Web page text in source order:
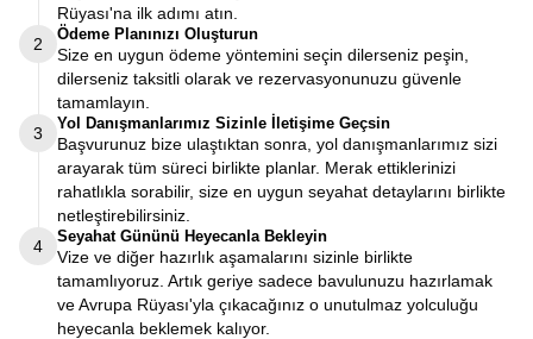
Rüyası'na ilk adımı atın.
2
Ödeme Planınızı Oluşturun
Size en uygun ödeme yöntemini seçin dilerseniz peşin,
dilerseniz taksitli olarak ve rezervasyonunuzu güvenle
tamamlayın.
3
Yol Danışmanlarımız Sizinle İletişime Geçsin
Başvurunuz bize ulaştıktan sonra, yol danışmanlarımız sizi
arayarak tüm süreci birlikte planlar. Merak ettiklerinizi
rahatlıkla sorabilir, size en uygun seyahat detaylarını birlikte
netleştirebilirsiniz.
4
Seyahat Gününü Heyecanla Bekleyin
Vize ve diğer hazırlık aşamalarını sizinle birlikte
tamamlıyoruz. Artık geriye sadece bavulunuzu hazırlamak
ve Avrupa Rüyası'yla çıkacağınız o unutulmaz yolculuğu
heyecanla beklemek kalıyor.